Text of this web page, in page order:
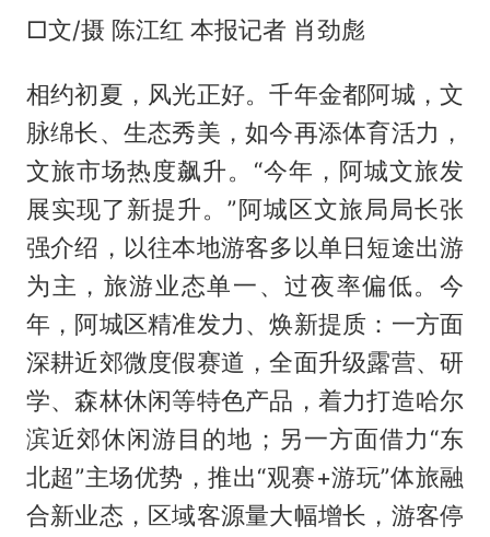
□文/摄 陈江红 本报记者 肖劲彪
相约初夏，风光正好。千年金都阿城，文
脉绵长、生态秀美，如今再添体育活力，
文旅市场热度飙升。“今年，阿城文旅发
展实现了新提升。”阿城区文旅局局长张
强介绍，以往本地游客多以单日短途出游
为主，旅游业态单一、过夜率偏低。今
年，阿城区精准发力、焕新提质：一方面
深耕近郊微度假赛道，全面升级露营、研
学、森林休闲等特色产品，着力打造哈尔
滨近郊休闲游目的地；另一方面借力“东
北超”主场优势，推出“观赛+游玩”体旅融
合新业态，区域客源量大幅增长，游客停